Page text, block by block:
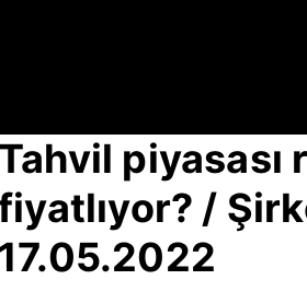
Tahvil piyasası
/
17.05.2022